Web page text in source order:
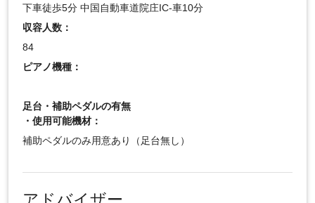
下車徒歩5分 中国自動車道院庄IC-車10分
収容人数：
84
ピアノ機種：
足台・補助ペダルの有無
・使用可能機材：
補助ペダルのみ用意あり（足台無し）